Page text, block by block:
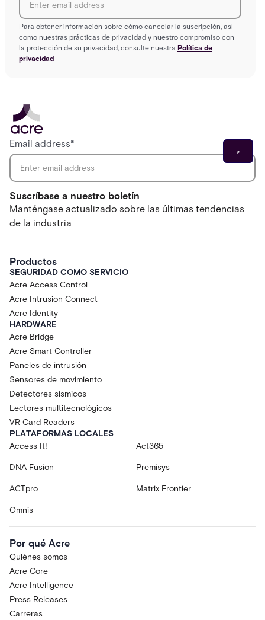
Para obtener información sobre cómo cancelar la suscripción, así
como nuestras prácticas de privacidad y nuestro compromiso con
la protección de su privacidad, consulte nuestra Política de
privacidad
Suscríbase a nuestro boletín
Manténgase actualizado sobre las últimas tendencias
de la industria
Email address*
Productos
SEGURIDAD COMO SERVICIO
Acre Access Control
Acre Intrusion Connect
Acre Identity
HARDWARE
Acre Bridge
Acre Smart Controller
Paneles de intrusión
Sensores de movimiento
Detectores sísmicos
Lectores multitecnológicos
VR Card Readers
PLATAFORMAS LOCALES
Access It!
Act365
DNA Fusion Premisys
ACTpro Matrix Frontier
Omnis
Por qué Acre
Quiénes somos
Acre Core
Acre Intelligence
Press Releases
Carreras